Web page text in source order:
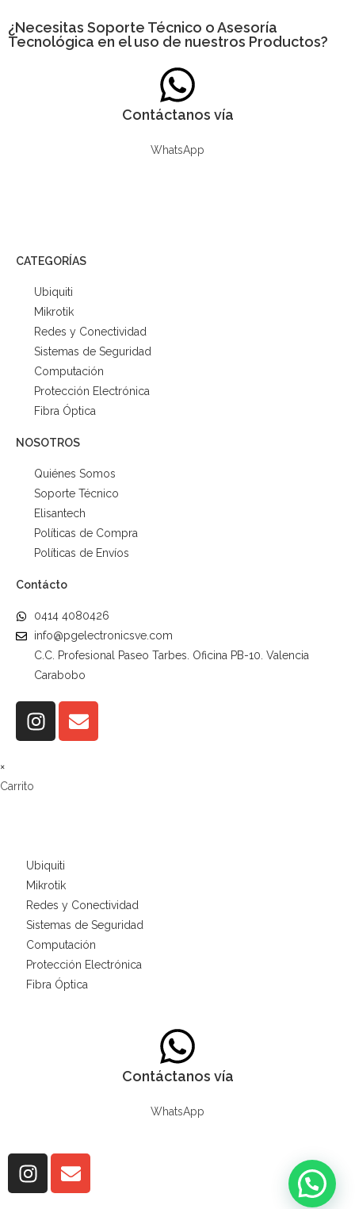
¿Necesitas Soporte Técnico o Asesoría
Tecnológica en el uso de nuestros Productos?
Contáctanos vía
WhatsApp
CATEGORÍAS
Ubiquiti
Mikrotik
Redes y Conectividad
Sistemas de Seguridad
Computación
Protección Electrónica
Fibra Óptica
NOSOTROS
Quiénes Somos
Soporte Técnico
Elisantech
Políticas de Compra
Políticas de Envíos
Contácto
0414 4080426
info@pgelectronicsve.com
C.C. Profesional Paseo Tarbes. Oficina PB-10. Valencia
Carabobo
×
Carrito
Ubiquiti
Mikrotik
Redes y Conectividad
Sistemas de Seguridad
Computación
Protección Electrónica
Fibra Óptica
Contáctanos vía
WhatsApp